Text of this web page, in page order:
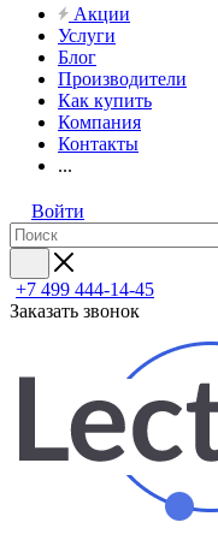
Акции
Услуги
Блог
Производители
Как купить
Компания
Контакты
...
Войти
+7 499 444-14-45
Заказать звонок